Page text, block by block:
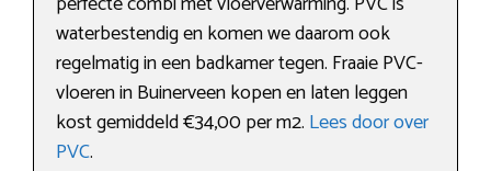
waterbestendig en komen we daarom ook
regelmatig in een badkamer tegen. Fraaie PVC-
vloeren in Buinerveen kopen en laten leggen
kost gemiddeld €34,00 per m2. Lees door over
PVC.